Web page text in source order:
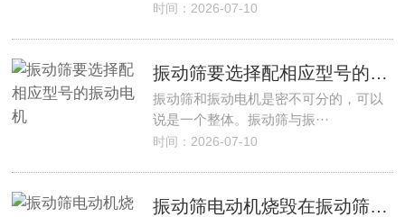
时间：2026-07-10
振动筛要选择配相应型号的振动电机
振动筛和振动电机是密不可分的，可以
说是一个整体。振动筛与振···
时间：2026-07-10
振动筛电动机烧毁在振动筛的使用过程中是比较常见的故障了